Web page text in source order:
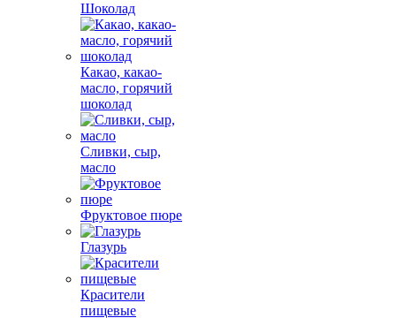
Шоколад
Какао, какао-
масло, горячий
шоколад
Сливки, сыр,
масло
Фруктовое пюре
Глазурь
Красители
пищевые